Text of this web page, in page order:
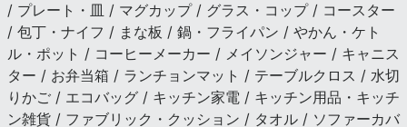
/ プレート・皿 / マグカップ / グラス・コップ / コースター
/ 包丁・ナイフ / まな板 / 鍋・フライパン / やかん・ケト
ル・ポット / コーヒーメーカー / メイソンジャー / キャニス
ター / お弁当箱 / ランチョンマット / テーブルクロス / 水切
りかご / エコバッグ / キッチン家電 / キッチン用品・キッチ
ン雑貨 / ファブリック・クッション / タオル / ソファーカバ